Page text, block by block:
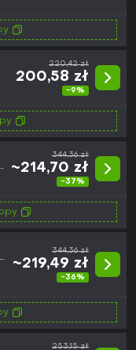
220,42 zł
200,58 zł
-9%
344,36 zł
~214,70 zł
-37%
344,36 zł
~219,49 zł
-36%
253,15 zł